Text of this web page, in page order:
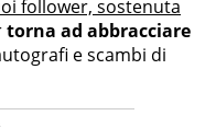
follower, sostenuta
torna ad abbracciare
e scambi di